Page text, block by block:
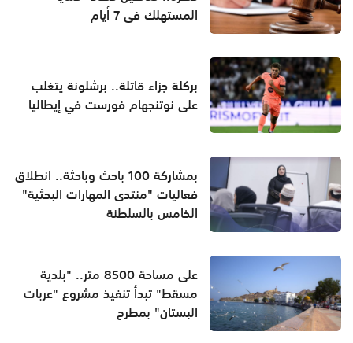
المستهلك في 7 أيام
بركلة جزاء قاتلة.. برشلونة يتغلب
على نوتنجهام فورست في إيطاليا
بمشاركة 100 باحث وباحثة.. انطلاق
فعاليات "منتدى المهارات البحثية"
الخامس بالسلطنة
على مساحة 8500 متر.. "بلدية
مسقط" تبدأ تنفيذ مشروع "عربات
البستان" بمطرح